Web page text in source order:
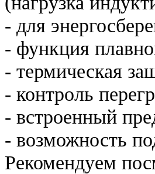
- для
- функция
- термическая
- контроль
- встроенный
- возможность
Рекомендуем